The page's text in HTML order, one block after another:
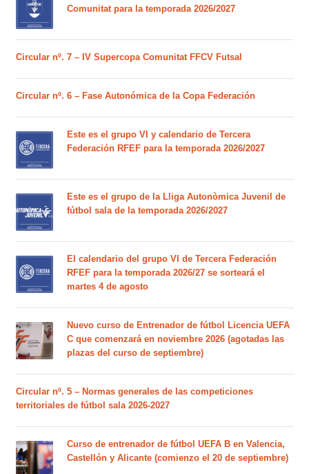
Comunitat para la temporada 2026/2027
Circular nº. 7 – IV Supercopa Comunitat FFCV Futsal
Circular nº. 6 – Fase Autonómica de la Copa Federación
Este es el grupo VI y calendario de Tercera
Federación RFEF para la temporada 2026/2027
Este es el grupo de la Lliga Autonòmica Juvenil de
fútbol sala de la temporada 2026/2027
El calendario del grupo VI de Tercera Federación
RFEF para la temporada 2026/27 se sorteará el
martes 4 de agosto
Nuevo curso de Entrenador de fútbol Licencia UEFA
C que comenzará en noviembre 2026 (agotadas las
plazas del curso de septiembre)
Circular nº. 5 – Normas generales de las competiciones
territoriales de fútbol sala 2026-2027
Curso de entrenador de fútbol UEFA B en Valencia,
Castellón y Alicante (comienzo el 20 de septiembre)